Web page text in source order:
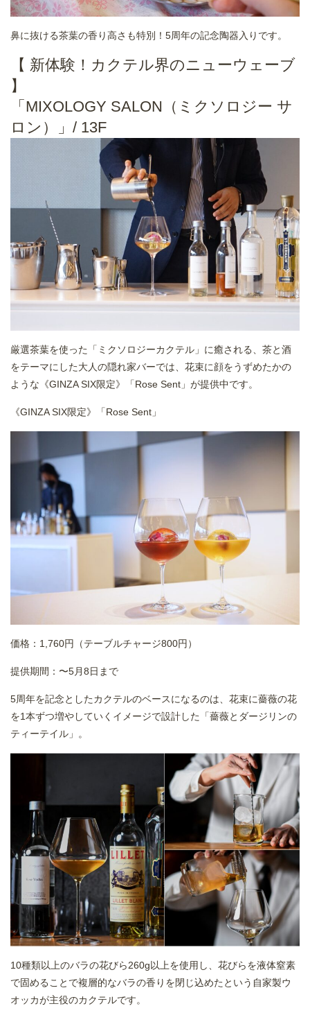
鼻に抜ける茶葉の香り高さも特別！5周年の記念陶器入りです。
【 新体験！カクテル界のニューウェーブ
】
「MIXOLOGY SALON（ミクソロジー サ
ロン）」/ 13F
厳選茶葉を使った「ミクソロジーカクテル」に癒される、茶と酒
をテーマにした大人の隠れ家バーでは、花束に顔をうずめたかの
ような《GINZA SIX限定》「Rose Sent」が提供中です。
《GINZA SIX限定》「Rose Sent」
価格：1,760円（テーブルチャージ800円）
提供期間：〜5月8日まで
5周年を記念としたカクテルのベースになるのは、花束に薔薇の花
を1本ずつ増やしていくイメージで設計した「薔薇とダージリンの
ティーテイル」。
10種類以上のバラの花びら260g以上を使用し、花びらを液体窒素
で固めることで複層的なバラの香りを閉じ込めたという自家製ウ
オッカが主役のカクテルです。